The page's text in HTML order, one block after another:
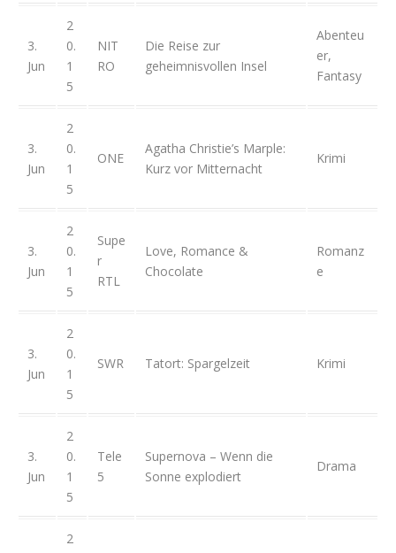
3.
Jun
2
0.
1
5
NIT
RO
Die Reise zur
geheimnisvollen Insel
Abenteu
er,
Fantasy
3.
Jun
2
0.
1
5
ONE
Agatha Christie’s Marple:
Kurz vor Mitternacht
Krimi
3.
Jun
2
0.
1
5
Supe
r
RTL
Love, Romance &
Chocolate
Romanz
e
3.
Jun
2
0.
1
5
SWR Tatort: Spargelzeit Krimi
3.
Jun
2
0.
1
5
Tele
5
Supernova – Wenn die
Sonne explodiert
Drama
2